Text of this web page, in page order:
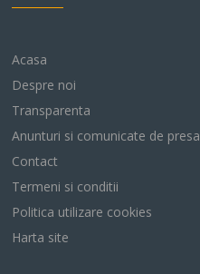
Acasa
Despre noi
Transparenta
Anunturi si comunicate de presa
Contact
Termeni si conditii
Politica utilizare cookies
Harta site